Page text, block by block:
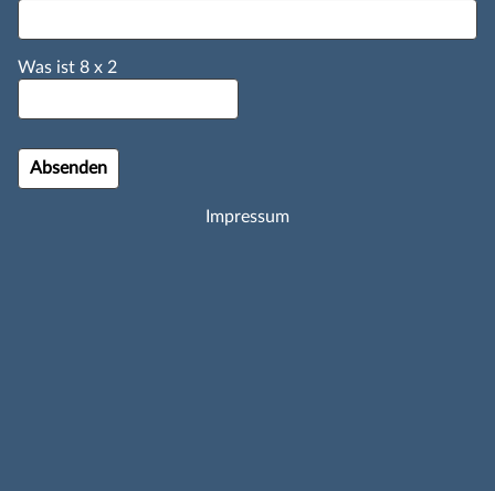
Was ist 8 x 2
Impressum